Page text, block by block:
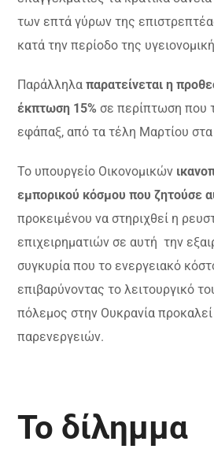
των επτά γύρων της
κατά την περίοδο της
Παράλληλαπαρατείνεται η
έκπτωση 15% σε περίπτωση που
εφάπαξ, από τα τέλη Μαρτίου
Το υπουργείο Οικονομικών
εμπορικού κόσμου που ζητούσε
προκειμένου να στηριχθεί η
επιχειρηματιών σε αυτή την
συγκυρία που το ενεργειακό
επιβαρύνοντας το λειτουργικό
πόλεμος στην Ουκρανία προκαλεί
παρενεργειών.
Το δίλημμα